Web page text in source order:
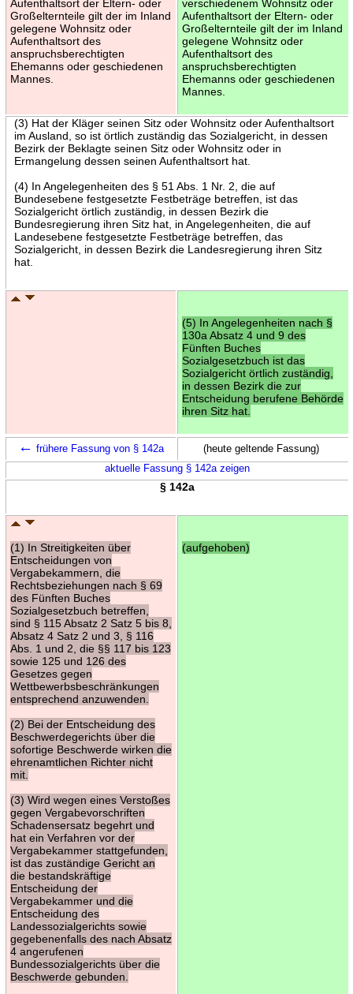
Aufenthaltsort der Eltern- oder
Großelternteile gilt der im Inland
gelegene Wohnsitz oder
Aufenthaltsort des
anspruchsberechtigten
Ehemanns oder geschiedenen
Mannes.
verschiedenem Wohnsitz oder
Aufenthaltsort der Eltern- oder
Großelternteile gilt der im Inland
gelegene Wohnsitz oder
Aufenthaltsort des
anspruchsberechtigten
Ehemanns oder geschiedenen
Mannes.
(3) Hat der Kläger seinen Sitz oder Wohnsitz oder Aufenthaltsort
im Ausland, so ist örtlich zuständig das Sozialgericht, in dessen
Bezirk der Beklagte seinen Sitz oder Wohnsitz oder in
Ermangelung dessen seinen Aufenthaltsort hat.
(4) In Angelegenheiten des § 51 Abs. 1 Nr. 2, die auf
Bundesebene festgesetzte Festbeträge betreffen, ist das
Sozialgericht örtlich zuständig, in dessen Bezirk die
Bundesregierung ihren Sitz hat, in Angelegenheiten, die auf
Landesebene festgesetzte Festbeträge betreffen, das
Sozialgericht, in dessen Bezirk die Landesregierung ihren Sitz
hat.
(5) In Angelegenheiten nach §
130a Absatz 4 und 9 des
Fünften Buches
Sozialgesetzbuch ist das
Sozialgericht örtlich zuständig,
in dessen Bezirk die zur
Entscheidung berufene Behörde
ihren Sitz hat.
← frühere Fassung von § 142a
(heute geltende Fassung)
aktuelle Fassung § 142a zeigen
§ 142a
(1) In Streitigkeiten über
Entscheidungen von
Vergabekammern, die
Rechtsbeziehungen nach § 69
des Fünften Buches
Sozialgesetzbuch betreffen,
sind § 115 Absatz 2 Satz 5 bis 8,
Absatz 4 Satz 2 und 3, § 116
Abs. 1 und 2, die §§ 117 bis 123
sowie 125 und 126 des
Gesetzes gegen
Wettbewerbsbeschränkungen
entsprechend anzuwenden.
(2) Bei der Entscheidung des
Beschwerdegerichts über die
sofortige Beschwerde wirken die
ehrenamtlichen Richter nicht
mit.
(3) Wird wegen eines Verstoßes
gegen Vergabevorschriften
Schadensersatz begehrt und
hat ein Verfahren vor der
Vergabekammer stattgefunden,
ist das zuständige Gericht an
die bestandskräftige
Entscheidung der
Vergabekammer und die
Entscheidung des
Landessozialgerichts sowie
gegebenenfalls des nach Absatz
4 angerufenen
Bundessozialgerichts über die
Beschwerde gebunden.
(aufgehoben)